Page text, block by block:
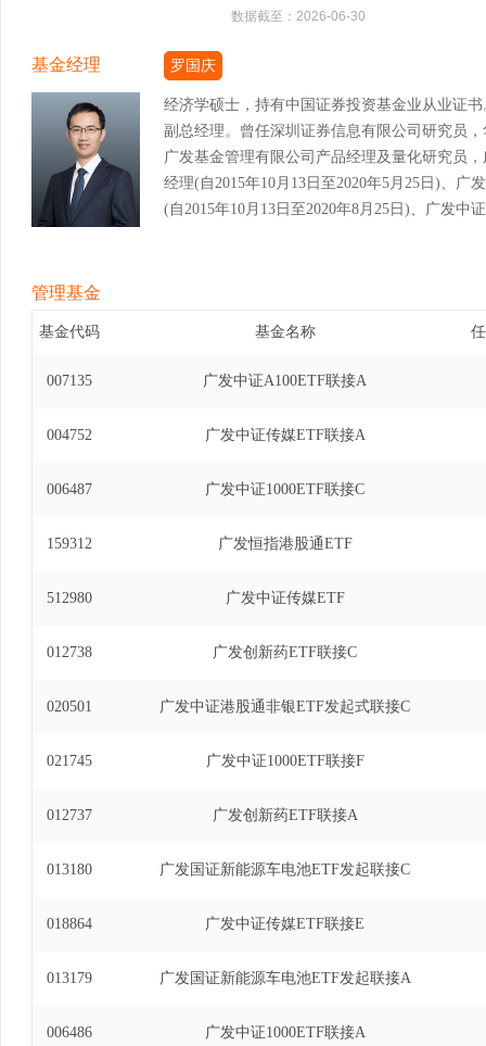
数据截至： 2026-06-30
基金经理 罗国庆
经济学硕士，持有中国证券投资基金业从业证
副总经理。曾任深圳证券信息有限公司研究员
广发基金管理有限公司产品经理及量化研究员
经理(自2015年10月13日至2020年5月25日)、广
(自2015年10月13日至2020年8月25日)、广发中
式证券投资基金基金经理(自2018年11月2日至
基金（LOF）基金经理(自2020年8月26日至
港深科技龙头交易型开放式指数证券投资基金
年1月20日至2023年12月13日)、广发中证100
联接基金基金经理(自2021年8月9日至2024年8
交易型开放式指数证券投资基金基金经理(自
管理基金
基金代码 基金名称
007135 广发中证A100ETF联接A
004752 广发中证传媒ETF联接A
006487 广发中证1000ETF联接C
159312 广发恒指港股通ETF
512980 广发中证传媒ETF
012738 广发创新药ETF联接C
020501 广发中证港股通非银ETF发起式联接C
021745 广发中证1000ETF联接F
012737 广发创新药ETF联接A
013180 广发国证新能源车电池ETF发起联接C
018864 广发中证传媒ETF联接E
013179 广发国证新能源车电池ETF发起联接A
006486 广发中证1000ETF联接A